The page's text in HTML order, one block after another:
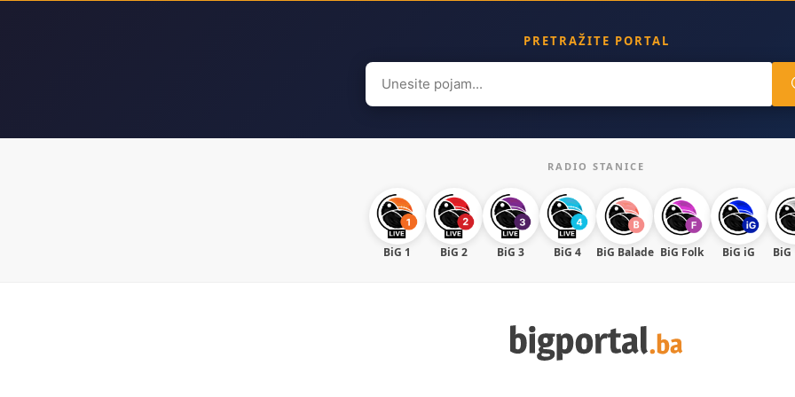
PRETRAŽITE PORTAL
Search
for:
RADIO STANICE
BiG 1 BiG 2 BiG 3 BiG 4 BiG Balade BiG Folk BiG iG BiG